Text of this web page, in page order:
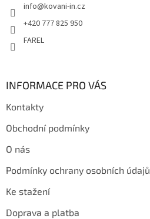
info@kovani-in.cz
+420 777 825 950
FAREL
INFORMACE PRO VÁS
Kontakty
Obchodní podmínky
O nás
Podmínky ochrany osobních údajů
Ke stažení
Doprava a platba